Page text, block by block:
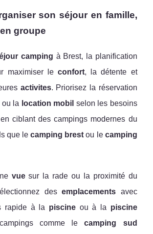
son séjour en famille,
groupe
camping à Brest, la planification
maximiser le confort, la détente et
activites. Priorisez la réservation
ou la location mobil selon les besoins
ciblant des campings modernes du
que lecamping brest ou le camping
vuesur la rade ou la proximité du
desemplacements avec
rapide à la piscineou à la piscine
comme lecamping sud